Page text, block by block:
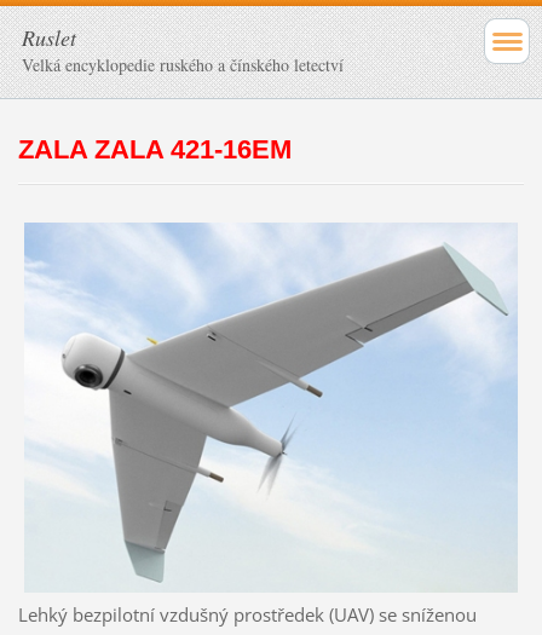
Ruslet
Velká encyklopedie ruského a čínského letectví
ZALA ZALA 421-16EM
Lehký bezpilotní vzdušný prostředek (UAV) se sníženou